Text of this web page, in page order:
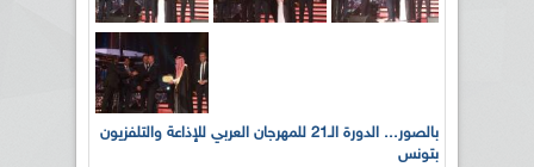
بالصور... الدورة الـ21 للمهرجان العربي للإذاعة والتلفزيون
بتونس